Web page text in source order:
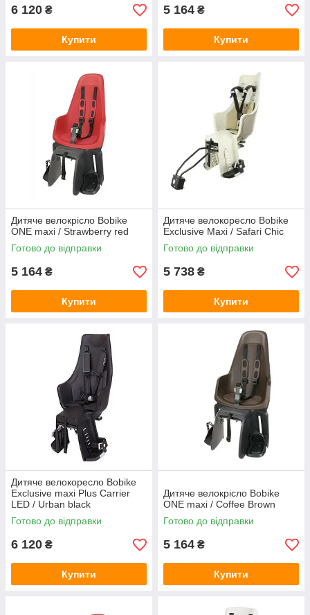
6 120 ₴
Купити
5 164 ₴
Купити
Дитяче велокрісло Bobike
ONE maxi / Strawberry red
Готово до відправки
5 164 ₴
Купити
Дитяче велокоресло Bobike
Exclusive Maxi / Safari Chic
Готово до відправки
5 738 ₴
Купити
Дитяче велокоресло Bobike
Exclusive maxi Plus Carrier
LED / Urban black
Готово до відправки
6 120 ₴
Купити
Дитяче велокрісло Bobike
ONE maxi / Coffee Brown
Готово до відправки
5 164 ₴
Купити